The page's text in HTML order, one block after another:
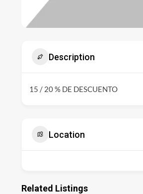
Description
15 / 20 % DE DESCUENTO
Location
Related Listings